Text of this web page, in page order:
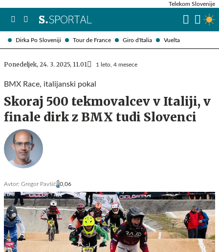
Dirka Po Sloveniji Tour de France Giro d'Italia Vuelta
Telekom Slovenije
Ponedeljek, 24. 3. 2025, 11.01 1 leto, 4 mesece
BMX Race, italijanski pokal
Skoraj 500 tekmovalcev v Italiji, v
finale dirk z BMX tudi Slovenci
Avtor: Gregor Pavšič 0,06